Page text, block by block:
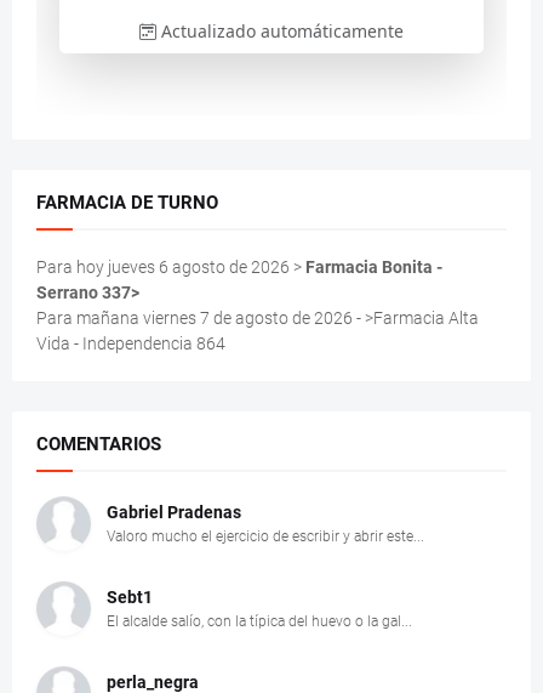
FARMACIA DE TURNO
Para hoy jueves 6 agosto de 2026 > Farmacia Bonita -
Serrano 337>
Para mañana viernes 7 de agosto de 2026 - >Farmacia Alta
Vida - Independencia 864
COMENTARIOS
Gabriel Pradenas
Valoro mucho el ejercicio de escribir y abrir este...
Sebt1
El alcalde salío, con la típica del huevo o la gal...
perla_negra